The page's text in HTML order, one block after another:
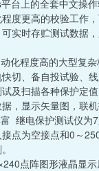
上的全套中文操作
度更高的校验工作
实时存贮测试数据
程度高的大型复杂
切、备自投试验、
及扫描各种保护定
，显示矢量图，联机
继电保护测试仪为7
点为空接点和0～
点阵图形液晶显示